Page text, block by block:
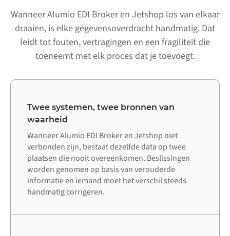
Wanneer Alumio EDI Broker en Jetshop los van elkaar
draaien, is elke gegevensoverdracht handmatig. Dat
leidt tot fouten, vertragingen en een fragiliteit die
toeneemt met elk proces dat je toevoegt.
Twee systemen, twee bronnen van
waarheid
Wanneer Alumio EDI Broker en Jetshop niet
verbonden zijn, bestaat dezelfde data op twee
plaatsen die nooit overeenkomen. Beslissingen
worden genomen op basis van verouderde
informatie en iemand moet het verschil steeds
handmatig corrigeren.